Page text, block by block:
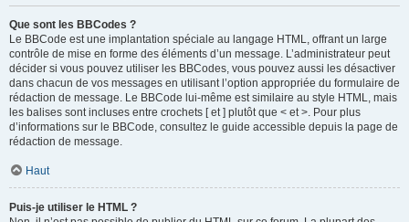
Que sont les BBCodes ?
Le BBCode est une implantation spéciale au langage HTML, offrant un large
contrôle de mise en forme des éléments d’un message. L’administrateur peut
décider si vous pouvez utiliser les BBCodes, vous pouvez aussi les désactiver
dans chacun de vos messages en utilisant l’option appropriée du formulaire de
rédaction de message. Le BBCode lui-même est similaire au style HTML, mais
les balises sont incluses entre crochets [ et ] plutôt que < et >. Pour plus
d’informations sur le BBCode, consultez le guide accessible depuis la page de
rédaction de message.
Haut
Puis-je utiliser le HTML ?